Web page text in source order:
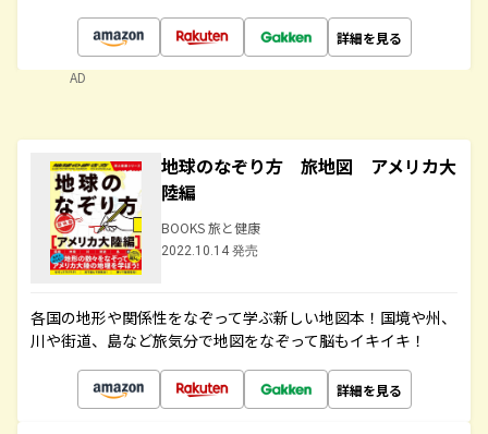
詳細を見る
AD
地球のなぞり方 旅地図 アメリカ大
陸編
BOOKS 旅と健康
2022.10.14 発売
各国の地形や関係性をなぞって学ぶ新しい地図本！国境や州、
川や街道、島など旅気分で地図をなぞって脳もイキイキ！
詳細を見る